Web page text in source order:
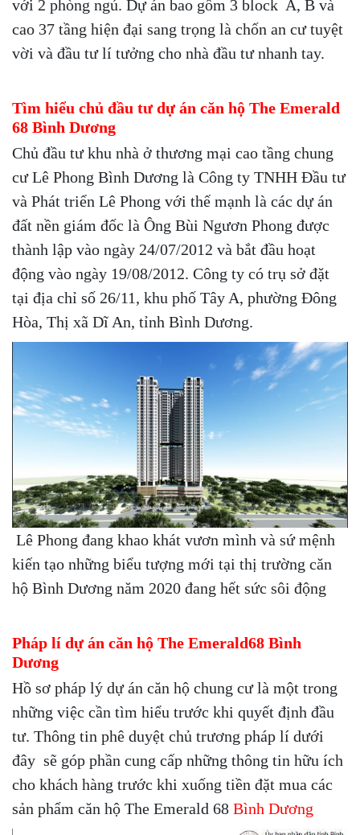
với 2 phòng ngủ. Dự án bao gồm 3 block A, B và
cao 37 tầng hiện đại sang trọng là chốn an cư tuyệt
vời và đầu tư lí tưởng cho nhà đầu tư nhanh tay.
Tìm hiểu chủ đầu tư dự án căn hộ The Emerald
68 Bình Dương
Chủ đầu tư khu nhà ở thương mại cao tầng chung
cư Lê Phong Bình Dương là Công ty TNHH Đầu tư
và Phát triển Lê Phong với thế mạnh là các dự án
đất nền giám đốc là Ông Bùi Ngươn Phong được
thành lập vào ngày 24/07/2012 và bắt đầu hoạt
động vào ngày 19/08/2012. Công ty có trụ sở đặt
tại địa chỉ số 26/11, khu phố Tây A, phường Đông
Hòa, Thị xã Dĩ An, tỉnh Bình Dương.
Lê Phong đang khao khát vươn mình và sứ mệnh
kiến tạo những biểu tượng mới tại thị trường căn
hộ Bình Dương năm 2020 đang hết sức sôi động
Pháp lí dự án căn hộ The Emerald68 Bình
Dương
Hồ sơ pháp lý dự án căn hộ chung cư là một trong
những việc cần tìm hiểu trước khi quyết định đầu
tư. Thông tin phê duyệt chủ trương pháp lí dưới
đây sẽ góp phần cung cấp những thông tin hữu ích
cho khách hàng trước khi xuống tiền đặt mua các
sản phẩm căn hộ The Emerald 68 Bình Dương